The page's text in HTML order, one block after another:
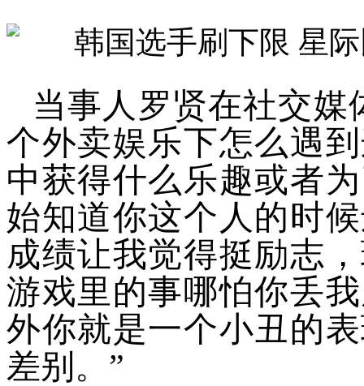
当事人罗贤在社交媒
个外卖娱乐下怎么遇
中获得什么乐趣或者
始知道你这个人的时
成绩让我觉得挺励志
游戏里的事哪怕你丢
外你就是一个小丑的
差别。”